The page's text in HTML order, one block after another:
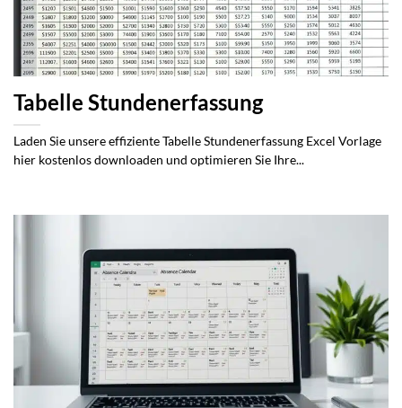
Tabelle Stundenerfassung
Laden Sie unsere effiziente Tabelle Stundenerfassung Excel Vorlage
hier kostenlos downloaden und optimieren Sie Ihre...